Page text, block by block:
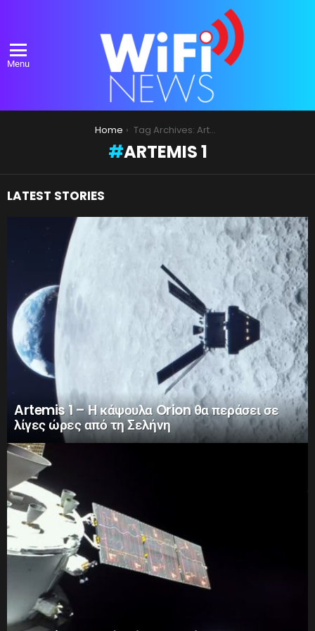
Menu
Home Tag Archives: Artemis 1
ARTEMIS 1
LATEST STORIES
Artemis 1 – Η κάψουλα Orion θα περάσει σε
λίγες ώρες από τη Σελήνη